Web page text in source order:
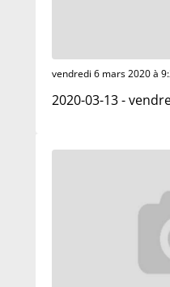
vendredi 6 mars 2020 à
2020-03-13 -